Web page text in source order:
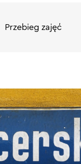
Przebieg zajęć